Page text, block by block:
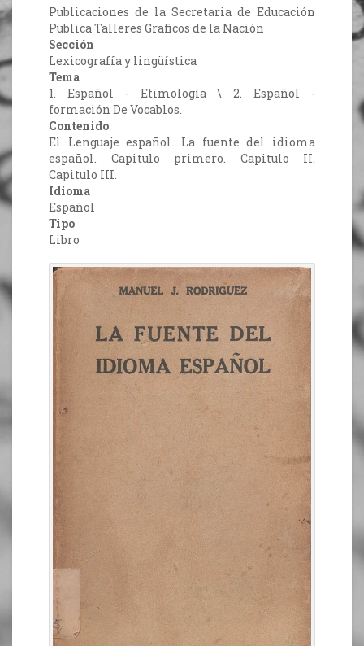
Publicaciones de la Secretaria de Educación
Publica Talleres Graficos de la Nación
Sección
Lexicografía y lingüística
Tema
1. Español - Etimología \ 2. Español -
formación De Vocablos.
Contenido
El Lenguaje español. La fuente del idioma
español. Capitulo primero. Capitulo II.
Capitulo III.
Idioma
Español
Tipo
Libro